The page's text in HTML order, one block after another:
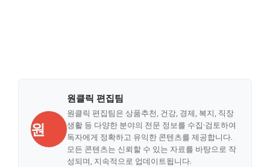
원
원클릭 편집팀
원클릭 편집팀은 상품추천, 건강, 경제, 복지, 직장
생활 등 다양한 분야의 전문 정보를 수집·검토하여
독자에게 정확하고 유익한 콘텐츠를 제공합니다.
모든 콘텐츠는 신뢰할 수 있는 자료를 바탕으로 작
성되며, 지속적으로 업데이트됩니다.